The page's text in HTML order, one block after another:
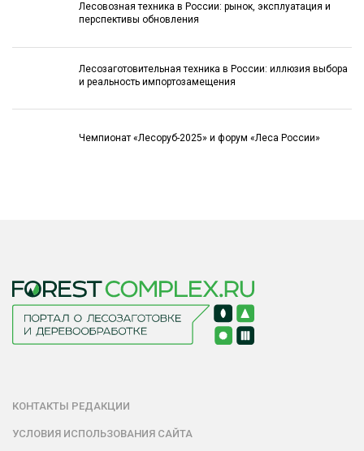
Лесовозная техника в России: рынок, эксплуатация и
перспективы обновления
Лесозаготовительная техника в России: иллюзия выбора
и реальность импортозамещения
Чемпионат «Лесоруб-2025» и форум «Леса России»
КОНТАКТЫ РЕДАКЦИИ
УСЛОВИЯ ИСПОЛЬЗОВАНИЯ САЙТА